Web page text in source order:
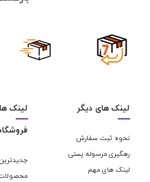
لینک های دیگر
نحوه ثبت سفارش
رهگیری مرسوله پستی
لینک های مهم
لینک